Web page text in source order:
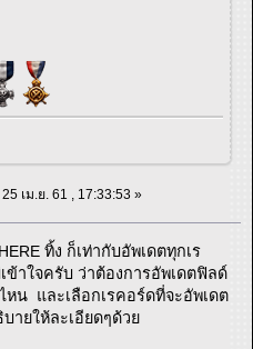
25 เม.ย. 61 , 17:33:53 »
ทิ้ง ก็เท่ากับอัพเดตทุกเร
ข้าใจครับ ว่าต้องการอัพเดตฟิลด์
หน และเลือกเรคอร์ดที่จะอัพเดต
ายให้ละเอียดๆด้วย